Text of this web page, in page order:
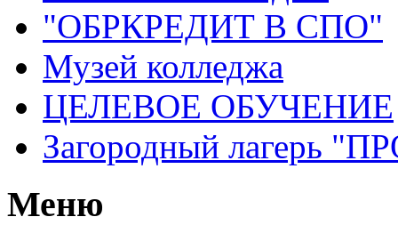
"ОБРКРЕДИТ В СПО"
Музей колледжа
ЦЕЛЕВОЕ ОБУЧЕНИЕ
Загородный лагерь
Меню